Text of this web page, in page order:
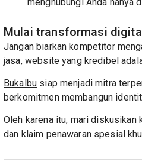
Mulai transformasi
Jangan biarkan kompetitor
jasa, website yang kredibel
Bukalbu siap menjadi mitra
berkomitmen membangun
Oleh karena itu, mari diskusikan
dan klaim penawaran spesial